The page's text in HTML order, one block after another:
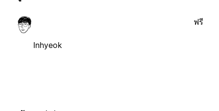
Inhyeok
ฟรี